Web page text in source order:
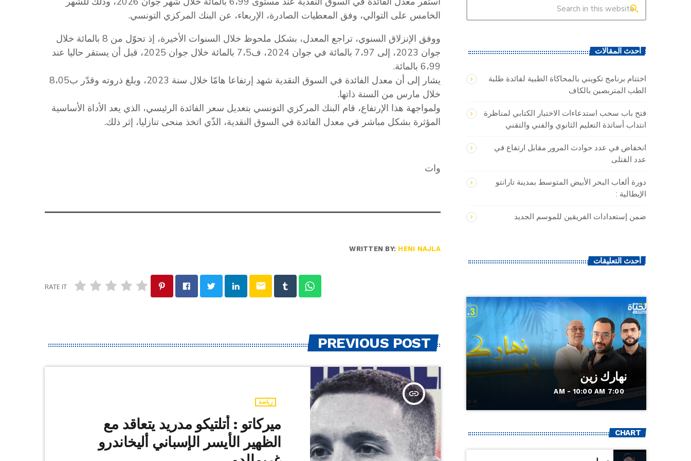
الخامس على التوالي، وفق المعطيات الصادرة، الإربعاء، عن البنك المركزي التونسي.
ووفق الإنزلاق السنوي، تراجع المعدل، بشكل ملحوظ خلال السنوات الأخيرة، إذ تحوّل من 8 بالمائة خلال
جوان 2023، إلى 7،97 بالمائة في جوان 2024، ف7،5 بالمائة خلال جوان 2025، قبل أن يستقر حاليا عند
6،99 بالمائة.
يشار إلى أن معدل الفائدة في السوق النقدية شهد إرتفاعا هامّا خلال سنة 2023، وبلغ ذروته وقدّر ب8،05
خلال مارس من السنة ذاتها.
ولمواجهة هذا الإرتفاع، قام البنك المركزي التونسي بتعديل سعر الفائدة الرئيسي، الذي يعد الأداة الأساسية
المؤثرة بشكل مباشر في معدل الفائدة في السوق النقدية، الذّي اتخذ منحى تنازليا، إثر ذلك.
وات
WRITTEN BY: HENI NAJLA
email
RATE IT
PREVIOUS POST
insert_link
رياضة
ميركاتو : أتلتيكو مدريد يتعاقد مع
الظهير الأيسر الإسباني أليخاندرو
search
أحدث المقالات
اختتام برنامج تكويني بالمحاكاة الطبية لفائدة طلبة
الطب المتربصين بالكاف
فتح باب سحب استدعاءات الاختبار الكتابي لمناظرة
انتداب أساتذة التعليم الثانوي والفني والتقني
انخفاض في عدد حوادث المرور مقابل ارتفاع في
عدد القتلى
دورة ألعاب البحر الأبيض المتوسط بمدينة تارانتو
الإيطالية :
ضمن إستعدادات الفريقين للموسم الجديد
أحدث التعليقات
نهارك زين
7:00 AM - 10:00 AM
CHART